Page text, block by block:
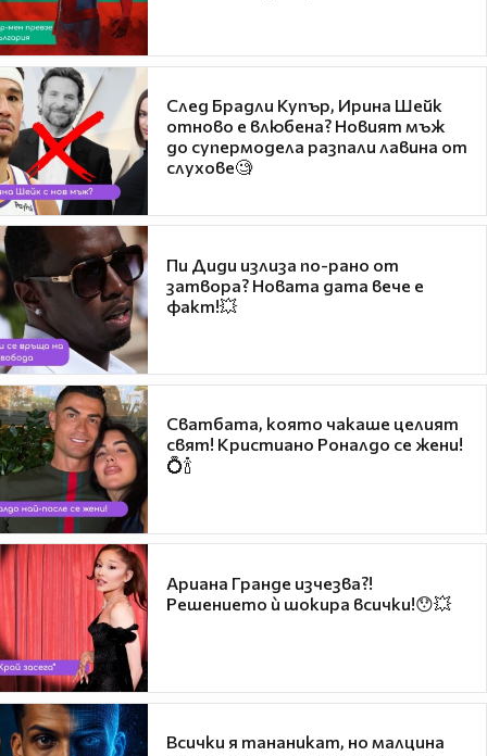
След Брадли Купър, Ирина Шейк
отново е влюбена? Новият мъж
до супермодела разпали лавина от
слухове🧐
Пи Диди излиза по-рано от
затвора? Новата дата вече е
факт!💥
Сватбата, която чакаше целият
свят! Кристиано Роналдо се жени!
💍🍾
Ариана Гранде изчезва?!
Решението ѝ шокира всички!😯💥
Всички я тананикат, но малцина